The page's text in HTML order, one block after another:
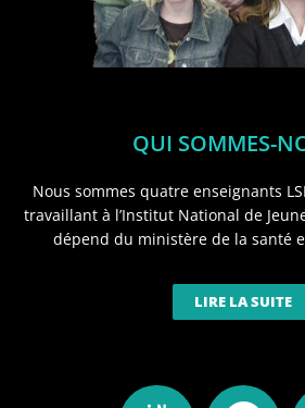
QUI SOMMES-
Nous sommes quatre enseignants
travaillant à l’Institut National de
dépend du ministère de la santé
LIRE LA SUITE